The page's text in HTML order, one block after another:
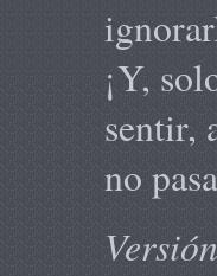
¡Y,
sentir,
no